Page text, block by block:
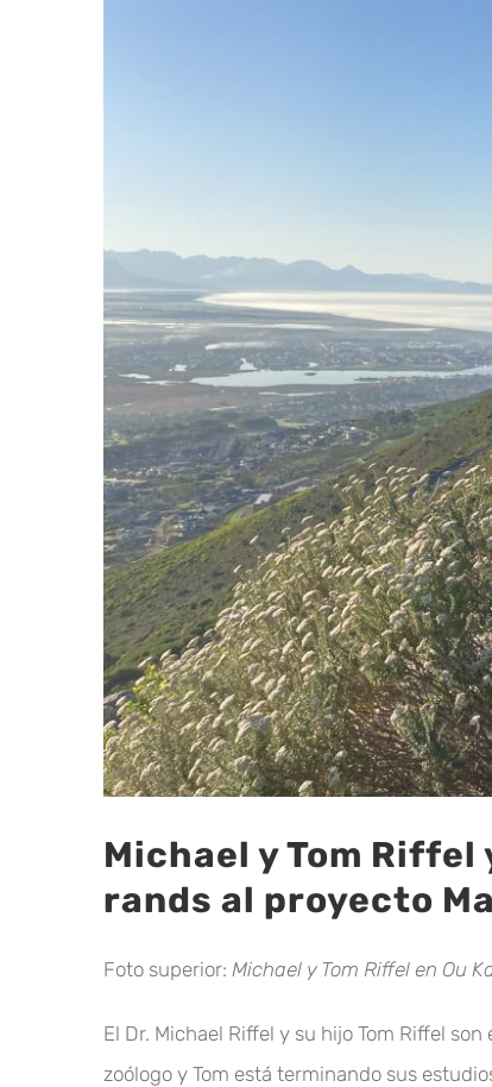
Michael y Tom
rands al proyecto
Foto superior: Michael y Tom Riffel en Ou
El Dr. Michael Riffel y su hijo Tom Riffel
zoólogo y Tom está terminando sus